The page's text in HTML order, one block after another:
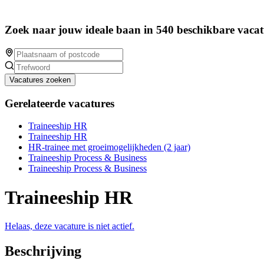
Zoek naar jouw ideale baan in 540 beschikbare
Vacatures zoeken
Gerelateerde vacatures
Traineeship HR
Traineeship HR
HR-trainee met groeimogelijkheden (2 jaar)
Traineeship Process & Business
Traineeship Process & Business
Traineeship HR
Helaas, deze vacature is niet actief.
Beschrijving